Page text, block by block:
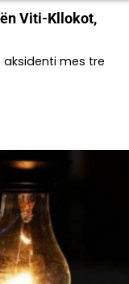
Viti-Kllokot,
aksidenti mes tre